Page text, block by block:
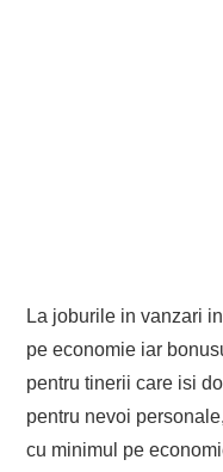
La joburile in vanzari
pe economie iar
pentru tinerii care isi
pentru nevoi
cu minimul pe